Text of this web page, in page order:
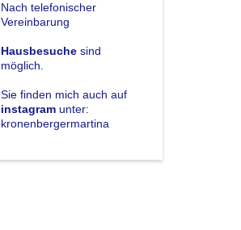
Nach telefonischer
Vereinbarung
Hausbesuche sind
möglich.
Sie finden mich auch auf
instagram unter:
kronenbergermartina